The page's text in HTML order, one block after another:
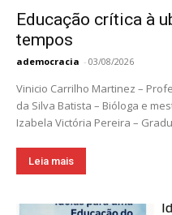
Educação crítica à
tempos
ademocracia - 03/08/2026
Vinicio Carrilho Martinez –
da Silva Batista – Bióloga e
Izabela Victória Pereira –
Leia mais